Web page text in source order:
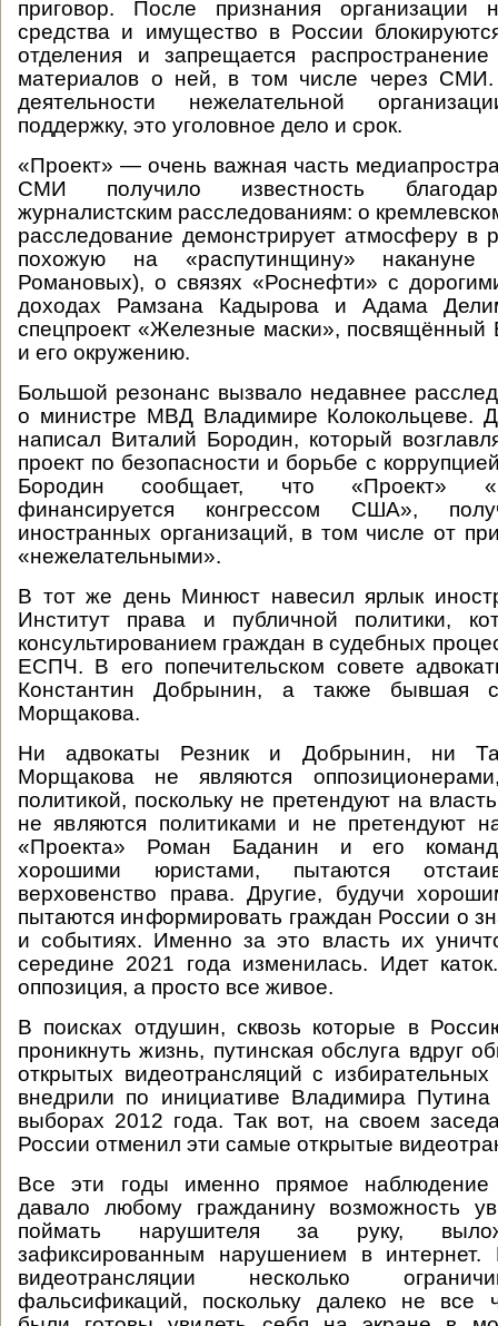
приговор. После признания организации
средства и имущество в России
отделения и запрещается
материалов о ней, в том числе через
деятельности нежелательной
поддержку, это уголовное дело и срок.
«Проект» — очень важная часть
СМИ получило известность
журналистским расследованиям: о
расследование демонстрирует атмосферу в
похожую на «распутинщину» накануне
Романовых), о связях «Роснефти» с
доходах Рамзана Кадырова и Адама
спецпроект «Железные маски», посвящённый
и его окружению.
Большой резонанс вызвало недавнее
о министре МВД Владимире Колокольцеве.
написал Виталий Бородин, который
проект по безопасности и борьбе с
Бородин сообщает, что «Проект»
финансируется конгрессом США»,
иностранных организаций, в том числе от
«нежелательными».
В тот же день Минюст навесил ярлык
Институт права и публичной политики,
консультированием граждан в судебных
ЕСПЧ. В его попечительском совете
Константин Добрынин, а также бывшая
Морщакова.
Ни адвокаты Резник и Добрынин, ни
Морщакова не являются
политикой, поскольку не претендуют на
не являются политиками и не претендуют
«Проекта» Роман Баданин и его
хорошими юристами, пытаются
верховенство права. Другие, будучи
пытаются информировать граждан России о
и событиях. Именно за это власть их
середине 2021 года изменилась. Идет
оппозиция, а просто все живое.
В поисках отдушин, сквозь которые в
проникнуть жизнь, путинская обслуга вдруг
открытых видеотрансляций с избирательных
внедрили по инициативе Владимира Путина
выборах 2012 года. Так вот, на своем
России отменил эти самые открытые
Все эти годы именно прямое наблюдение
давало любому гражданину возможность
поймать нарушителя за руку,
зафиксированным нарушением в интернет.
видеотрансляции несколько
фальсификаций, поскольку далеко не все